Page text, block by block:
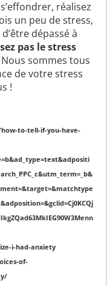
réalisez
un peu de stress,
dépassé à
pas le stress
Nous sommes tous
de votre stress
!
to-tell-if-you-have-
i-had-anxiety
of-